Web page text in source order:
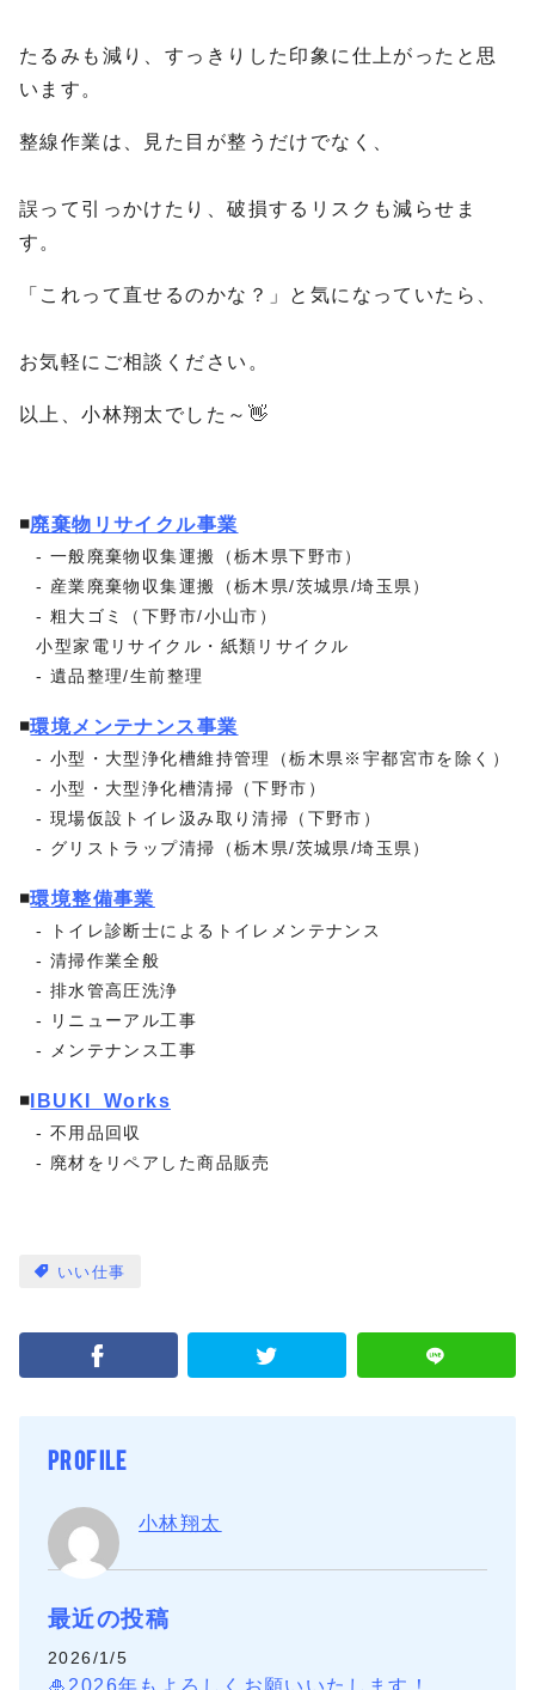
たるみも減り、すっきりした印象に仕上がったと思
います。
整線作業は、見た目が整うだけでなく、
誤って引っかけたり、破損するリスクも減らせま
す。
「これって直せるのかな？」と気になっていたら、
お気軽にご相談ください。
以上、小林翔太でした～👋
◾️廃棄物リサイクル事業
一般廃棄物収集運搬（栃木県下野市）
産業廃棄物収集運搬（栃木県/茨城県/埼玉県）
粗大ゴミ（下野市/小山市）
小型家電リサイクル・紙類リサイクル
遺品整理/生前整理
◾️環境メンテナンス事業
小型・大型浄化槽維持管理（栃木県※宇都宮市を除く）
小型・大型浄化槽清掃（下野市）
現場仮設トイレ汲み取り清掃（下野市）
グリストラップ清掃（栃木県/茨城県/埼玉県）
◾️環境整備事業
トイレ診断士によるトイレメンテナンス
清掃作業全般
排水管高圧洗浄
リニューアル工事
メンテナンス工事
◾️ IBUKI_Works
不用品回収
廃材をリペアした商品販売
いい仕事
PROFILE
小林翔太
最近の投稿
2026/1/5